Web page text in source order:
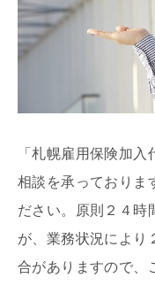
「札幌雇用保険加
相談を承っておりま
ださい。原則２４時
が、業務状況により
合がありますので、